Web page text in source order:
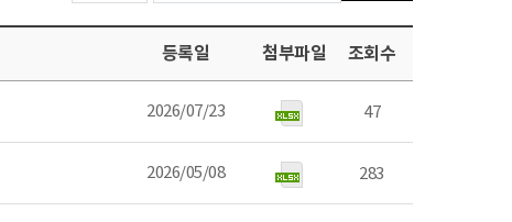
등록일 첨부파일 조회수
2026/07/23 47
2026/05/08 283